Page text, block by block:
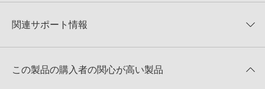
★1
0%
4GBを超えるデータに関するご注意：
FAT32でフォーマットされた
きます際には、NTFSやHFS＋でフォーマットされたHDDをご用意
いただく必要がございます。
50%OFF！サマーセール！
関連サポート情報
2022.06.06
この製品の購入者の関心が高い製品